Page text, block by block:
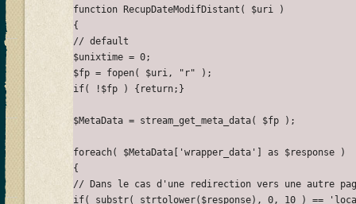
function RecupDateModifDistant( $uri )
{
// default
$unixtime = 0;
$fp = fopen( $uri, "r" );
if( !$fp ) {return;}
$MetaData = stream_get_meta_data( $fp );
foreach( $MetaData['wrapper_data'] as $response )
{
// Dans le cas d'une redirection vers une autre
if( substr( strtolower($response), 0, 10 ) ==